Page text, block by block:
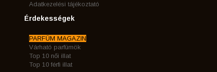
Adatkezelési tájékoztató
Érdekességek
PARFÜM MAGAZIN
Várható parfümök
Top 10 női illat
Top 10 férfi illat